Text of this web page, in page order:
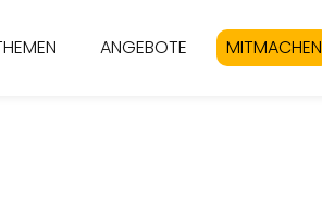
ANGEBOTE MITMACHEN